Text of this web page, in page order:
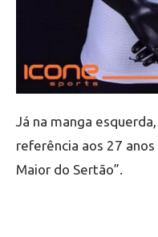
Já na manga
referência aos 27
Maior do Sertão”.